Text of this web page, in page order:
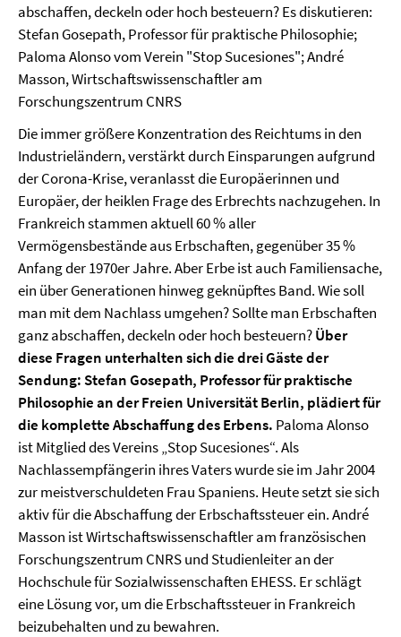
abschaffen, deckeln oder hoch besteuern? Es diskutieren:
Stefan Gosepath, Professor für praktische Philosophie;
Paloma Alonso vom Verein "Stop Sucesiones"; André
Masson, Wirtschaftswissenschaftler am
Forschungszentrum CNRS
Die immer größere Konzentration des Reichtums in den
Industrieländern, verstärkt durch Einsparungen aufgrund
der Corona-Krise, veranlasst die Europäerinnen und
Europäer, der heiklen Frage des Erbrechts nachzugehen. In
Frankreich stammen aktuell 60 % aller
Vermögensbestände aus Erbschaften, gegenüber 35 %
Anfang der 1970er Jahre. Aber Erbe ist auch Familiensache,
ein über Generationen hinweg geknüpftes Band. Wie soll
man mit dem Nachlass umgehen? Sollte man Erbschaften
ganz abschaffen, deckeln oder hoch besteuern?Über
diese Fragen unterhalten sich die drei Gäste der
Sendung: Stefan Gosepath, Professor für praktische
Philosophie an der Freien Universität Berlin, plädiert für
die komplette Abschaffung des Erbens. Paloma Alonso
ist Mitglied des Vereins „Stop Sucesiones“. Als
Nachlassempfängerin ihres Vaters wurde sie im Jahr 2004
zur meistverschuldeten Frau Spaniens. Heute setzt sie sich
aktiv für die Abschaffung der Erbschaftssteuer ein. André
Masson ist Wirtschaftswissenschaftler am französischen
Forschungszentrum CNRS und Studienleiter an der
Hochschule für Sozialwissenschaften EHESS. Er schlägt
eine Lösung vor, um die Erbschaftssteuer in Frankreich
beizubehalten und zu bewahren.